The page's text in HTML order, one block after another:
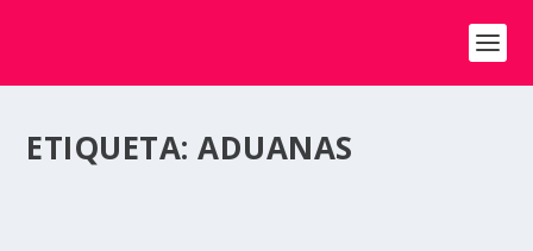
ETIQUETA:ADUANAS